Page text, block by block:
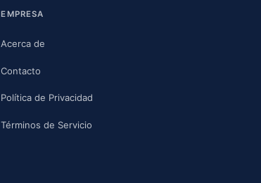
EMPRESA
Acerca de
Contacto
Política de Privacidad
Términos de Servicio